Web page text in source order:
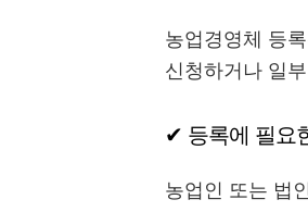
농업경영체 등
신청하거나 일
✔ 등록에 필요
농업인 또는 법